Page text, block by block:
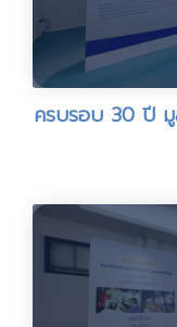
ครบรอบ 30 ปี มู